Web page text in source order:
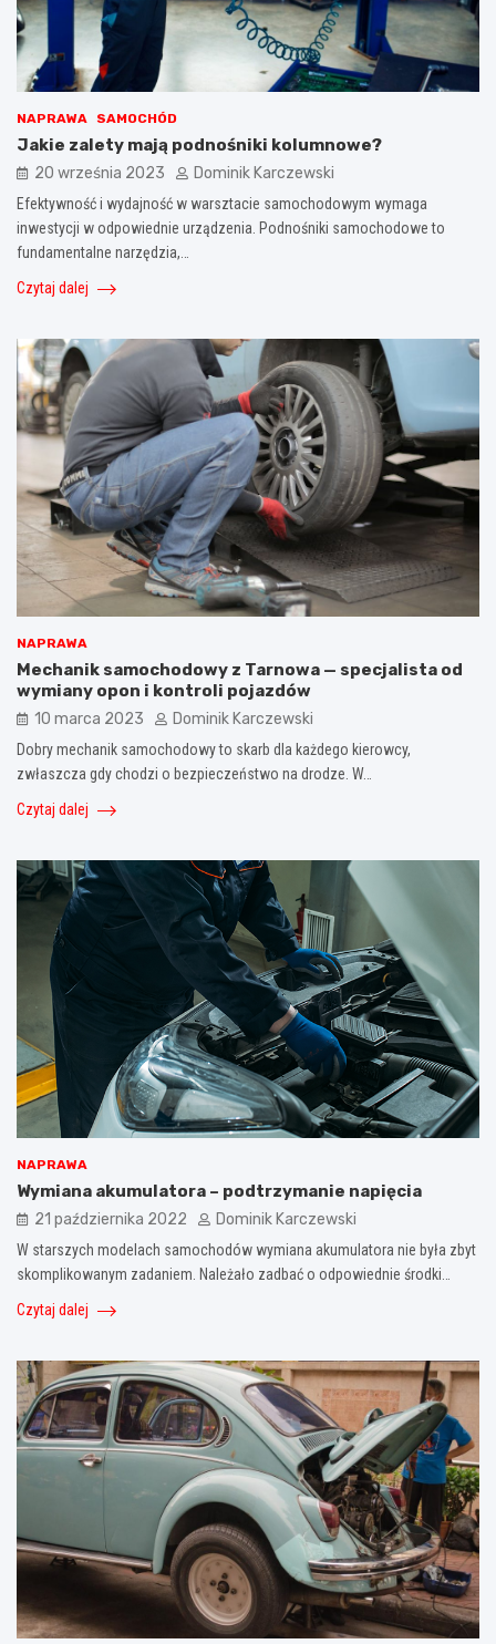
NAPRAWA SAMOCHÓD
Jakie zalety mają podnośniki kolumnowe?
20 września 2023 Dominik Karczewski
Efektywność i wydajność w warsztacie samochodowym wymaga
inwestycji w odpowiednie urządzenia. Podnośniki samochodowe to
fundamentalne narzędzia,…
Czytaj dalej
NAPRAWA
Mechanik samochodowy z Tarnowa — specjalista od
wymiany opon i kontroli pojazdów
10 marca 2023 Dominik Karczewski
Dobry mechanik samochodowy to skarb dla każdego kierowcy,
zwłaszcza gdy chodzi o bezpieczeństwo na drodze. W…
Czytaj dalej
NAPRAWA
Wymiana akumulatora – podtrzymanie napięcia
21 października 2022 Dominik Karczewski
W starszych modelach samochodów wymiana akumulatora nie była zbyt
skomplikowanym zadaniem. Należało zadbać o odpowiednie środki…
Czytaj dalej